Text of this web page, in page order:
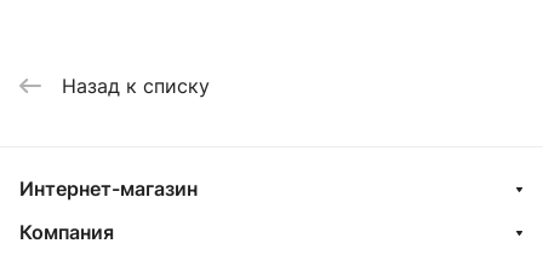
Назад к списку
Интернет-магазин
Компания